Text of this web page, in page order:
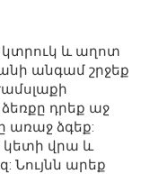
կտրուկ և աղոտ
անգամ շրջեք
դրեք աջ
առաջ ձգեք:
վրա և
Նույնն արեք